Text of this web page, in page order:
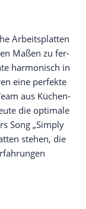
Arbeits­plat­ten
Maßen zu fer­
har­mo­nisch in
eine per­fek­te
aus Küchen­
die opti­ma­le
Song „Sim­ply
ste­hen, die